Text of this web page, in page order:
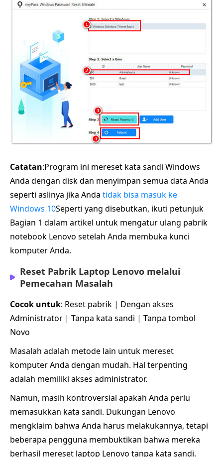
Catatan:Program ini mereset kata sandi Windows
Anda dengan disk dan menyimpan semua data Anda
seperti aslinya jika Anda tidak bisa masuk ke
Windows 10Seperti yang disebutkan, ikuti petunjuk
Bagian 1 dalam artikel untuk mengatur ulang pabrik
notebook Lenovo setelah Anda membuka kunci
komputer Anda.
Reset Pabrik Laptop Lenovo melalui
Pemecahan Masalah
Cocok untuk: Reset pabrik | Dengan akses
Administrator | Tanpa kata sandi | Tanpa tombol
Novo
Masalah adalah metode lain untuk mereset
komputer Anda dengan mudah. Hal terpenting
adalah memiliki akses administrator.
Namun, masih kontroversial apakah Anda perlu
memasukkan kata sandi. Dukungan Lenovo
mengklaim bahwa Anda harus melakukannya, tetapi
beberapa pengguna membuktikan bahwa mereka
berhasil mereset laptop Lenovo tanpa kata sandi.